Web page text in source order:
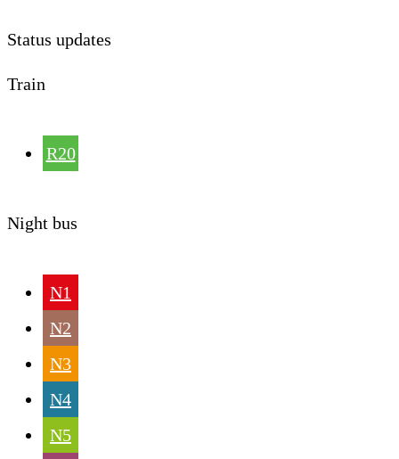
Status updates
Train
R20
Night bus
N1
N2
N3
N4
N5